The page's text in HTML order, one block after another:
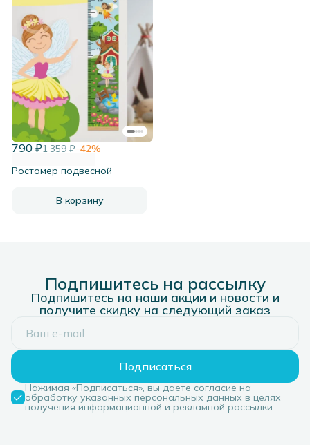
790 ₽1 359 ₽−42%
Ростомер подвесной
В корзину
Подпишитесь на рассылку
Подпишитесь на наши акции и новости и
получите скидку на следующий заказ
Подписаться
Нажимая «Подписаться», вы даете согласие на
обработку указанных персональных данных в целях
получения информационной и рекламной рассылки